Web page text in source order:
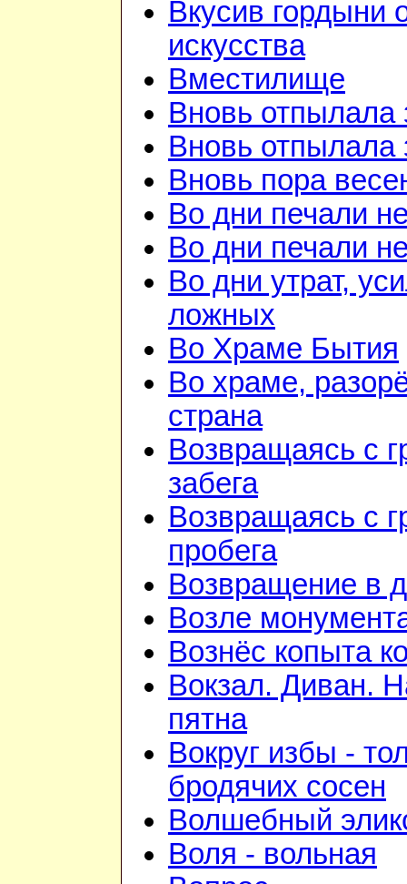
Вкусив гордыни
искусства
Вместилище
Вновь отпылала
Вновь отпылала
Вновь пора
Во дни печали
Во дни печали
Во дни утрат,
ложных
Во Храме Бытия
Во храме,
страна
Возвращаясь с
забега
Возвращаясь с
пробега
Возвращение в
Возле
Вознёс копыта
Вокзал. Диван.
пятна
Вокруг избы -
бродячих сосен
Волшебный
Воля - вольная